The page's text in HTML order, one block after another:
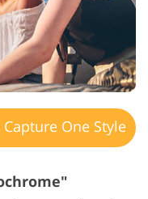
Capture One Style